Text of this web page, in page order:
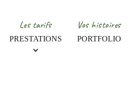
Les tarifs
PRESTATIONS
Vos histoires
PORTFOLIO